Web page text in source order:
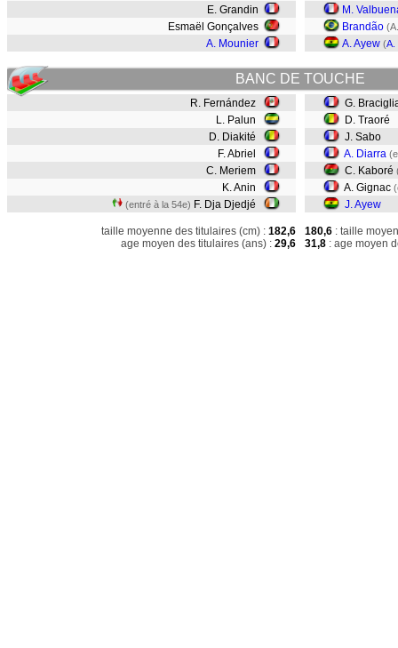
E. Grandin
Esmaël Gonçalves
A. Mounier
M.
Brandão
A. Ayew (A.
BANC DE TOUCHE
R. Fernández
L. Palun
D. Diakité
F. Abriel
C. Meriem
K. Anin
(entré à la 54e) F. Dja Djedjé
taille moyenne des titulaires (cm) : 182,6
age moyen des titulaires (ans) : 29,6
G.
D. Traoré
J. Sabo
A. Diarra
C. Kaboré
A. Gignac
J. Ayew
180,6 : taille
31,8 : age moyen